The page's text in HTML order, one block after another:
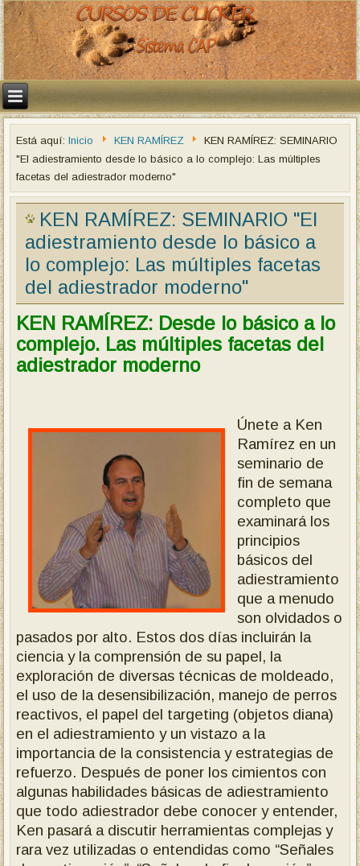
Está aquí:Inicio KEN RAMÍREZ
KEN RAMÍREZ: SEMINARIO
"El adiestramiento desde lo básico a lo complejo: Las múltiples
facetas del adiestrador moderno"
KEN RAMÍREZ: SEMINARIO "El
adiestramiento desde lo básico a
lo complejo: Las múltiples facetas
del adiestrador moderno"
KEN RAMÍREZ: Desde lo básico a lo
complejo. Las múltiples facetas del
adiestrador moderno
Únete a Ken
Ramírez en un
seminario de
fin de semana
completo que
examinará los
principios
básicos del
adiestramiento
que a menudo
son olvidados o
pasados por alto. Estos dos días incluirán la
ciencia y la comprensión de su papel, la
exploración de diversas técnicas de moldeado,
el uso de la desensibilización, manejo de perros
reactivos, el papel del targeting (objetos diana)
en el adiestramiento y un vistazo a la
importancia de la consistencia y estrategias de
refuerzo. Después de poner los cimientos con
algunas habilidades básicas de adiestramiento
que todo adiestrador debe conocer y entender,
Ken pasará a discutir herramientas complejas y
rara vez utilizadas o entendidas como “Señales